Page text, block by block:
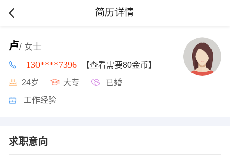
简历详情
卢/ 女士
130****7396 【查看需要80金币】
24岁 大专 已婚
工作经验
求职意向